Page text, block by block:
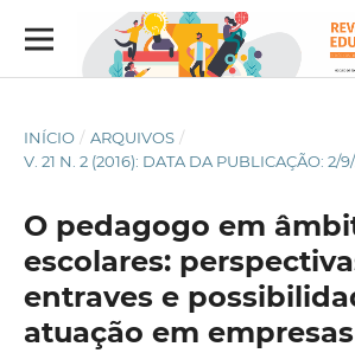
INÍCIO / ARQUIVOS /
V. 21 N. 2 (2016): DATA DA PUBLICAÇÃO: 2/
O pedagogo em
escolares:
entraves e
atuação em empresas